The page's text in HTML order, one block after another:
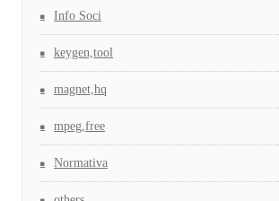
Info Soci
keygen,tool
magnet,hq
mpeg,free
Normativa